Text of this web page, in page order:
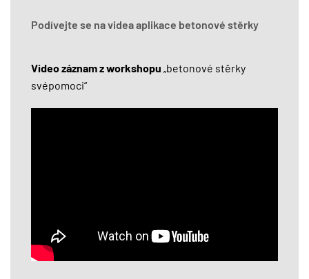
Podívejte se na videa aplikace betonové stěrky
Video záznam z workshopu „betonové stěrky
svépomoci“